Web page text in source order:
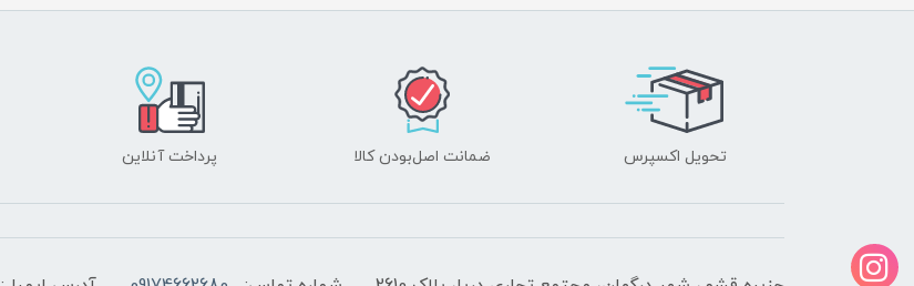
تحویل اکسپرس ضمانت اصل‌بودن کالا پرداخت آنلاین